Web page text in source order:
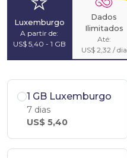
Luxemburgo
A partir de:
US$ 5,40 - 1 GB
Dados
Ilimitados
Até:
US$ 2,32 / dia
1 GB Luxemburgo
7 dias
US$ 5,40